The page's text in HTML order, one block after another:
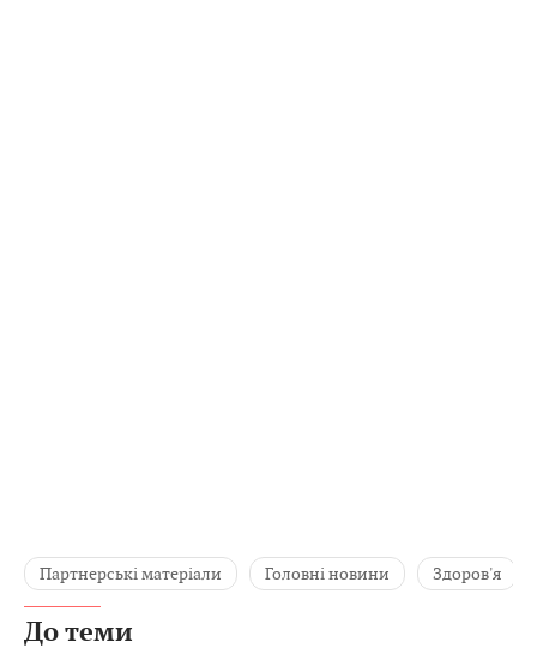
Партнерські матеріали Головні новини Здоров'я
До теми